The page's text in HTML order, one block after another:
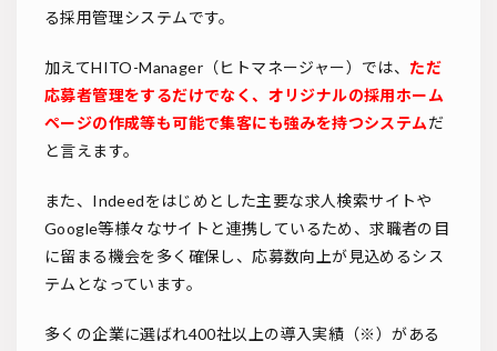
る採用管理システムです。
加えてHITO-Manager（ヒトマネージャー）では、 ただ
応募者管理をするだけでなく、オリジナルの採用ホーム
ページの作成等も可能で集客にも強みを持つシステムだ
と言えます。
また、Indeedをはじめとした主要な求人検索サイトや
Google等様々なサイトと連携しているため、求職者の目
に留まる機会を多く確保し、応募数向上が見込めるシス
テムとなっています。
多くの企業に選ばれ400社以上の導入実績（※）がある